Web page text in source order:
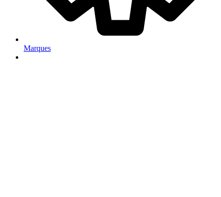
Marques